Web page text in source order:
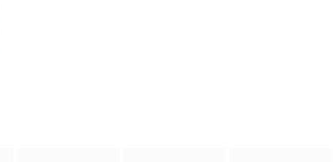
偶自行移动和夜半啼哭，石
想要的那个人——也就是彼此——的样子出现。
到了她空荡荡的童年故居，因为她得知了哥哥马修神秘死亡的消息。萨